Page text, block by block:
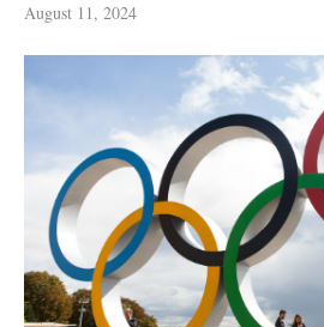
August 11, 2024